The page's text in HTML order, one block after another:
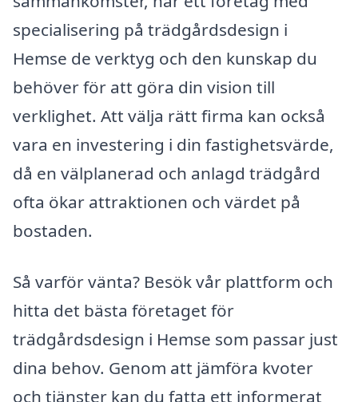
specialisering på trädgårdsdesign i
Hemse de verktyg och den kunskap du
behöver för att göra din vision till
verklighet. Att välja rätt firma kan också
vara en investering i din fastighetsvärde,
då en välplanerad och anlagd trädgård
ofta ökar attraktionen och värdet på
bostaden.
Så varför vänta? Besök vår plattform och
hitta det bästa företaget för
trädgårdsdesign i Hemse som passar just
dina behov. Genom att jämföra kvoter
och tjänster kan du fatta ett informerat